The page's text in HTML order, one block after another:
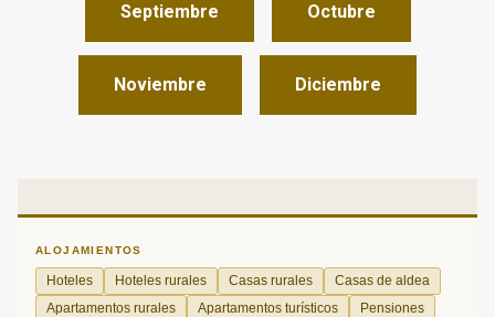
Septiembre Octubre
Noviembre Diciembre